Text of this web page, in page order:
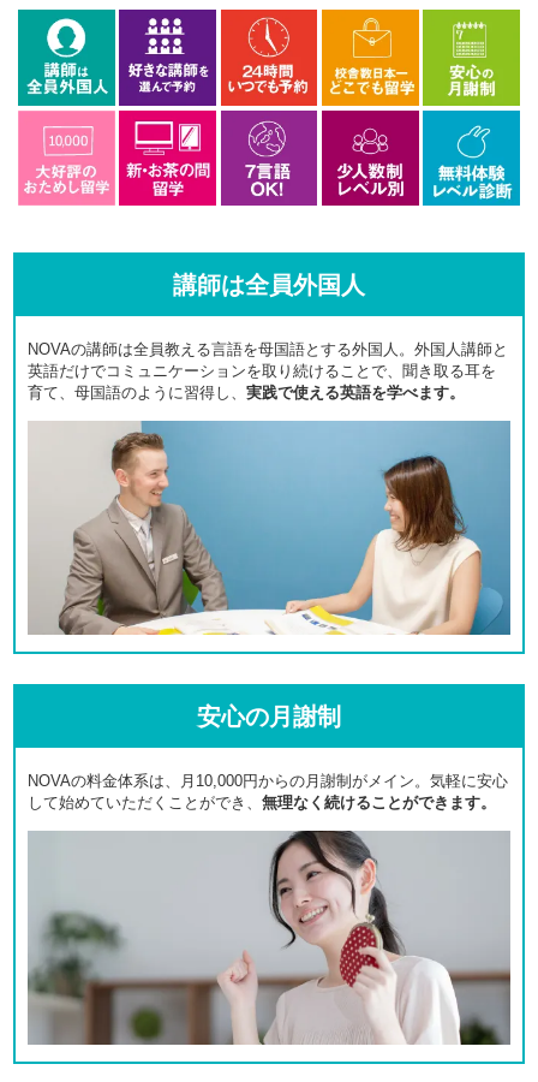
講師は全員外国人
NOVAの講師は全員教える言語を母国語とする外国人。外国人講師と
英語だけでコミュニケーションを取り続けることで、聞き取る耳を
育て、母国語のように習得し、 実践で使える英語を学べます。
安心の月謝制
NOVAの料金体系は、月10,000円からの月謝制がメイン。気軽に安心
して始めていただくことができ、 無理なく続けることができます。